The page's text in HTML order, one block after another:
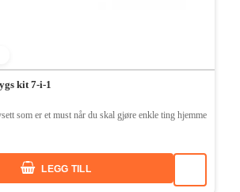
kit 7-i-1
som er et must når du skal gjøre enkle ting hjemme
LEGG TILL